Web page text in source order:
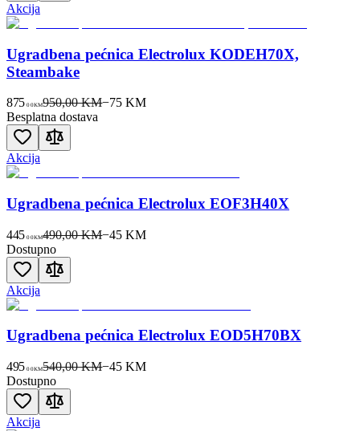
Akcija
Ugradbena pećnica Electrolux KODEH70X,
Steambake
875 00KM950,00 KM−75 KM
Besplatna dostava
Akcija
Ugradbena pećnica Electrolux EOF3H40X
445 00KM490,00 KM−45 KM
Dostupno
Akcija
Ugradbena pećnica Electrolux EOD5H70BX
495 00KM540,00 KM−45 KM
Dostupno
Akcija